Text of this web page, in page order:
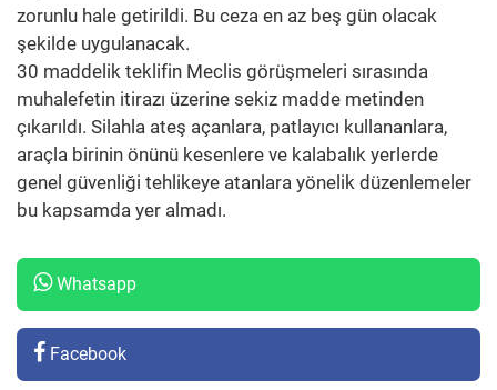
zorunlu hale getirildi. Bu ceza en az beş gün olacak
şekilde uygulanacak.
30 maddelik teklifin Meclis görüşmeleri sırasında
muhalefetin itirazı üzerine sekiz madde metinden
çıkarıldı. Silahla ateş açanlara, patlayıcı kullananlara,
araçla birinin önünü kesenlere ve kalabalık yerlerde
genel güvenliği tehlikeye atanlara yönelik düzenlemeler
bu kapsamda yer almadı.
Whatsapp
Facebook